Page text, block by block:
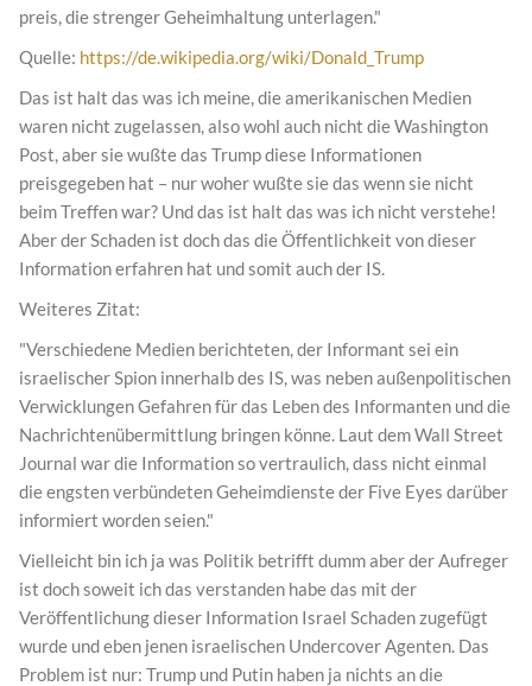
preis, die strenger Geheimhaltung unterlagen."
Quelle: https://de.wikipedia.org/wiki/Donald_Trump
Das ist halt das was ich meine, die amerikanischen Medien
waren nicht zugelassen, also wohl auch nicht die Washington
Post, aber sie wußte das Trump diese Informationen
preisgegeben hat – nur woher wußte sie das wenn sie nicht
beim Treffen war? Und das ist halt das was ich nicht verstehe!
Aber der Schaden ist doch das die Öffentlichkeit von dieser
Information erfahren hat und somit auch der IS.
Weiteres Zitat:
"Verschiedene Medien berichteten, der Informant sei ein
israelischer Spion innerhalb des IS, was neben außenpolitischen
Verwicklungen Gefahren für das Leben des Informanten und die
Nachrichtenübermittlung bringen könne. Laut dem Wall Street
Journal war die Information so vertraulich, dass nicht einmal
die engsten verbündeten Geheimdienste der Five Eyes darüber
informiert worden seien."
Vielleicht bin ich ja was Politik betrifft dumm aber der Aufreger
ist doch soweit ich das verstanden habe das mit der
Veröffentlichung dieser Information Israel Schaden zugefügt
wurde und eben jenen israelischen Undercover Agenten. Das
Problem ist nur: Trump und Putin haben ja nichts an die